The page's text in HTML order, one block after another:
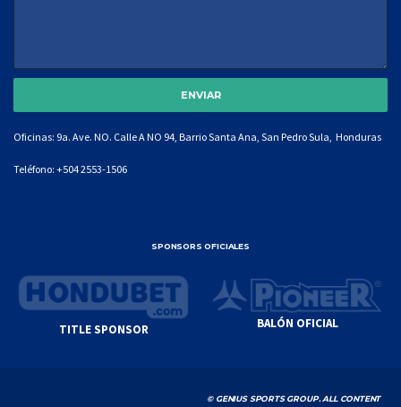
Oficinas: 9a. Ave. NO. Calle A NO 94, Barrio Santa Ana, San Pedro Sula, Honduras
Teléfono: +504 2553-1506
SPONSORS OFICIALES
TITLE SPONSOR BALÓN OFICIAL
© GENIUS SPORTS GROUP. ALL CONTENT